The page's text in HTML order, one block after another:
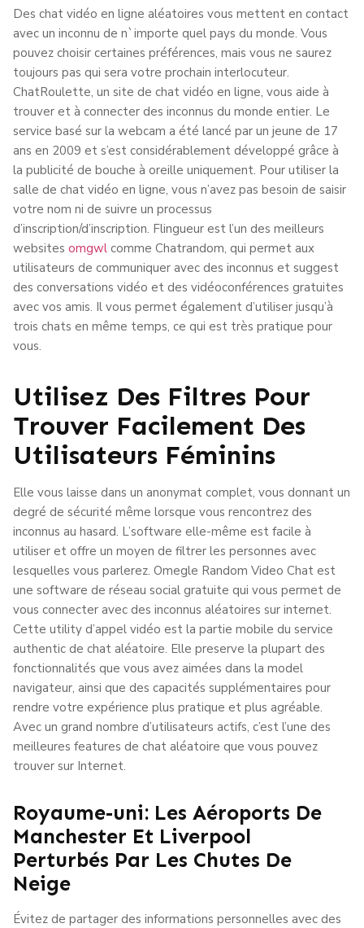
Des chat vidéo en ligne aléatoires vous mettent en contact
avec un inconnu de n`importe quel pays du monde. Vous
pouvez choisir certaines préférences, mais vous ne saurez
toujours pas qui sera votre prochain interlocuteur.
ChatRoulette, un site de chat vidéo en ligne, vous aide à
trouver et à connecter des inconnus du monde entier. Le
service basé sur la webcam a été lancé par un jeune de 17
ans en 2009 et s’est considérablement développé grâce à
la publicité de bouche à oreille uniquement. Pour utiliser la
salle de chat vidéo en ligne, vous n’avez pas besoin de saisir
votre nom ni de suivre un processus
d’inscription/d’inscription. Flingueur est l’un des meilleurs
websites omgwl comme Chatrandom, qui permet aux
utilisateurs de communiquer avec des inconnus et suggest
des conversations vidéo et des vidéoconférences gratuites
avec vos amis. Il vous permet également d’utiliser jusqu’à
trois chats en même temps, ce qui est très pratique pour
vous.
Utilisez Des Filtres Pour
Trouver Facilement Des
Utilisateurs Féminins
Elle vous laisse dans un anonymat complet, vous donnant un
degré de sécurité même lorsque vous rencontrez des
inconnus au hasard. L’software elle-même est facile à
utiliser et offre un moyen de filtrer les personnes avec
lesquelles vous parlerez. Omegle Random Video Chat est
une software de réseau social gratuite qui vous permet de
vous connecter avec des inconnus aléatoires sur internet.
Cette utility d’appel vidéo est la partie mobile du service
authentic de chat aléatoire. Elle preserve la plupart des
fonctionnalités que vous avez aimées dans la model
navigateur, ainsi que des capacités supplémentaires pour
rendre votre expérience plus pratique et plus agréable.
Avec un grand nombre d’utilisateurs actifs, c’est l’une des
meilleures features de chat aléatoire que vous pouvez
trouver sur Internet.
Royaume-uni: Les Aéroports De
Manchester Et Liverpool
Perturbés Par Les Chutes De
Neige
Évitez de partager des informations personnelles avec des